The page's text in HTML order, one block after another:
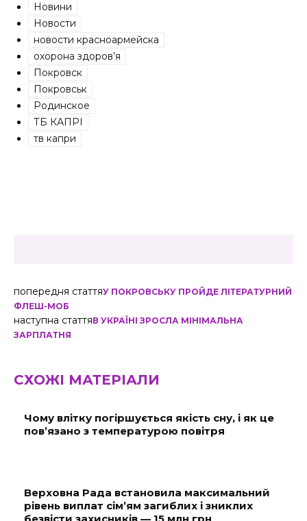
Новини
Новости
новости красноармейска
охорона здоров’я
Покровск
Покровськ
Родинское
ТБ КАПРІ
тв капри
попередня статтяУ ПОКРОВСЬКУ ПРОЙДЕ ЛІТЕРАТУРНИЙ
ФЛЕШ-МОБ
наступна статтяВ УКРАЇНІ ЗРОСЛА МІНІМАЛЬНА
ЗАРПЛАТНЯ
СХОЖІ МАТЕРІАЛИ
Чому влітку погіршується якість сну, і як це
пов’язано з температурою повітря
Верховна Рада встановила максимальний
рівень виплат сім’ям загиблих і зниклих